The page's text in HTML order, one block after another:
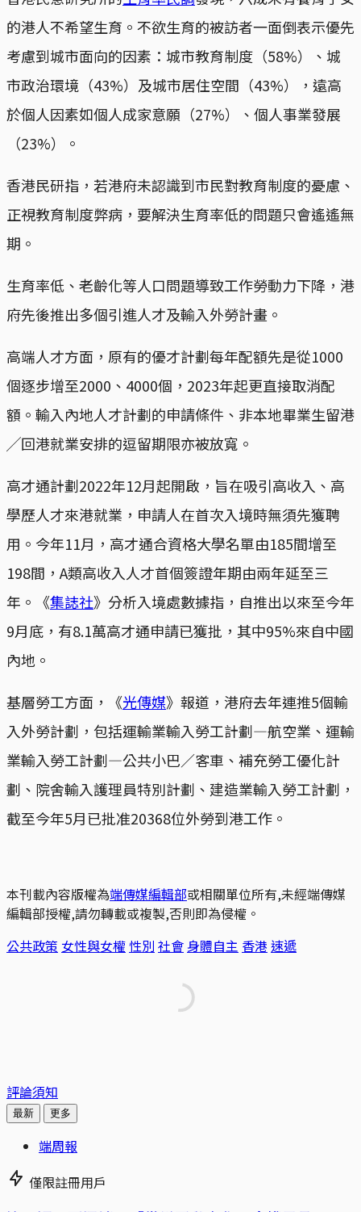
的港人不希望生育。不欲生育的被訪者一面倒表示優先
考慮到城市面向的因素：城市教育制度（58%）、城
市政治環境（43%）及城市居住空間（43%），遠高
於個人因素如個人成家意願（27%）、個人事業發展
（23%）。
香港民研指，若港府未認識到市民對教育制度的憂慮、
正視教育制度弊病，要解決生育率低的問題只會遙遙無
期。
生育率低、老齡化等人口問題導致工作勞動力下降，港
府先後推出多個引進人才及輸入外勞計畫。
高端人才方面，原有的優才計劃每年配額先是從1000
個逐步增至2000、4000個，2023年起更直接取消配
額。輸入內地人才計劃的申請條件、非本地畢業生留港
╱回港就業安排的逗留期限亦被放寬。
高才通計劃2022年12月起開啟，旨在吸引高收入、高
學歷人才來港就業，申請人在首次入境時無須先獲聘
用。今年11月，高才通合資格大學名單由185間增至
198間，A類高收入人才首個簽證年期由兩年延至三
年。《集誌社》分析入境處數據指，自推出以來至今年
9月底，有8.1萬高才通申請已獲批，其中95%來自中國
內地。
基層勞工方面，《光傳媒》報道，港府去年連推5個輸
入外勞計劃，包括運輸業輸入勞工計劃—航空業、運輸
業輸入勞工計劃—公共小巴／客車、補充勞工優化計
劃、院舍輸入護理員特別計劃、建造業輸入勞工計劃，
截至今年5月已批准20368位外勞到港工作。
本刊載內容版權為端傳媒編輯部或相關單位所有,未經端傳媒
編輯部授權,請勿轉載或複製,否則即為侵權。
公共政策 女性與女權性別 社會身體自主 香港 速遞
評論須知
最新 更多
端周報
僅限註冊用戶